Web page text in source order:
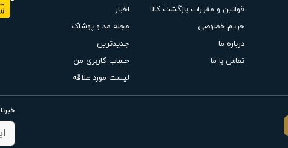
قوانین و مقررات بازگشت کالا
حریم خصوصی
درباره ما
تماس با ما
اخبار
مجله مد و پوشاک
جدیدترین
حساب کاربری من
لیست مورد علاقه